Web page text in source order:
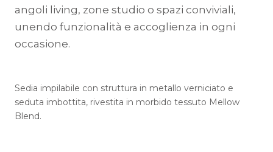
angoli living, zone studio o spazi conviviali,
unendo funzionalità e accoglienza in ogni
occasione.
Sedia impilabile con struttura in metallo verniciato e
seduta imbottita, rivestita in morbido tessuto Mellow
Blend.